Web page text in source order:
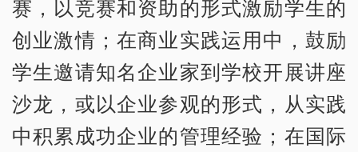
赛，以竞赛和资助的形式激励学生的
创业激情；在商业实践运用中，鼓励
学生邀请知名企业家到学校开展讲座
沙龙，或以企业参观的形式，从实践
中积累成功企业的管理经验；在国际